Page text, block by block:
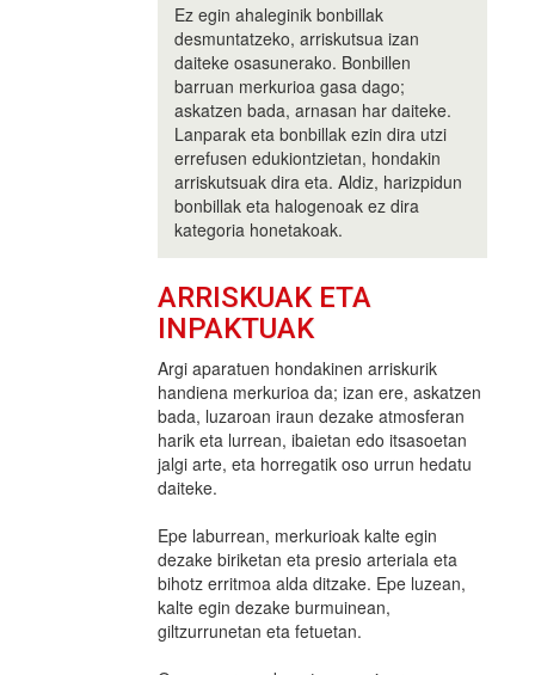
Ez egin ahaleginik bonbillak
desmuntatzeko, arriskutsua izan
daiteke osasunerako. Bonbillen
barruan merkurioa gasa dago;
askatzen bada, arnasan har daiteke.
Lanparak eta bonbillak ezin dira utzi
errefusen edukiontzietan, hondakin
arriskutsuak dira eta. Aldiz, harizpidun
bonbillak eta halogenoak ez dira
kategoria honetakoak.
ARRISKUAK ETA
INPAKTUAK
Argi aparatuen hondakinen arriskurik
handiena merkurioa da; izan ere, askatzen
bada, luzaroan iraun dezake atmosferan
harik eta lurrean, ibaietan edo itsasoetan
jalgi arte, eta horregatik oso urrun hedatu
daiteke.
Epe laburrean, merkurioak kalte egin
dezake biriketan eta presio arteriala eta
bihotz erritmoa alda ditzake. Epe luzean,
kalte egin dezake burmuinean,
giltzurrunetan eta fetuetan.